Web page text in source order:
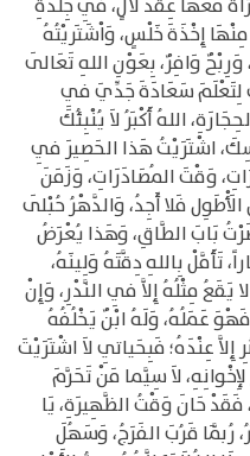
مَعَهَا عِقْدُ لآلٍ، فِي جِلْدَةِ
مِنْهَا إِخْذَةَ خَلْسٍ، وَاْشَتَريْتُهُ
وَافِرٌ، بِعَوْنِ اللهِ تَعَالَى
لِتَعْلَمَ سَعَادَةَ جَدِّيَ فِي
اللهُ أَكْبَرُ لاَ يُنْبِئُكَ
اشْتَرَيْتُ هَذا الحَصِيرَ فِي
وَقْتَ المُصَادَرَاتِ، وَزَمَنَ
فَلا أَجِدُ، وَالدَّهْرُ حُبْلَى
بَابَ الطَّاقِ، وَهَذا يُعْرَضُ
تَأَمَّلْ بِاللهِ دِقَّتَهُ وَلِينَهُ،
مِثْلُهُ إِلاَّ فِي النَّدْرِ، وَإِنْ
عَمَلُهُ، وَلَهُ ابْنٌ يَخْلُفُهُ
إِلاَّ عِنْدَهُ؛ فَبِحَياتِي لاَ اشْتَرَيْتَ
لاَ سِيَّما مَنْ تَحَرَّمَ
فَقَدْ حَانَ وَقْتُ الظَّهِيرَةِ، يَا
رُبَّمَا قَرُبَ الفَرَجُ، وَسَهُلَ